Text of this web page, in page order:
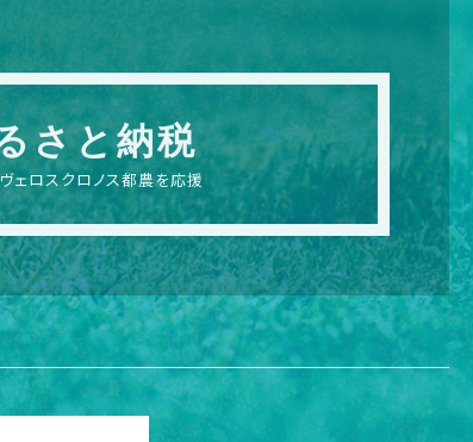
さと納税
ェロスクロノス都農を応援